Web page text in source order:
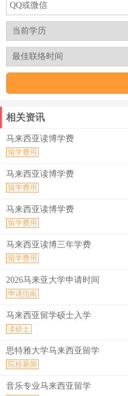
相关资讯
马来西亚读博学费
留学费用
马来西亚读博学费
留学费用
马来西亚读博学费
留学费用
马来西亚读博三年学费
留学费用
2026马来亚大学申请时间
申请指南
马来西亚留学硕士入学
读硕士
思特雅大学马来西亚留学
院校新闻
音乐专业马来西亚留学